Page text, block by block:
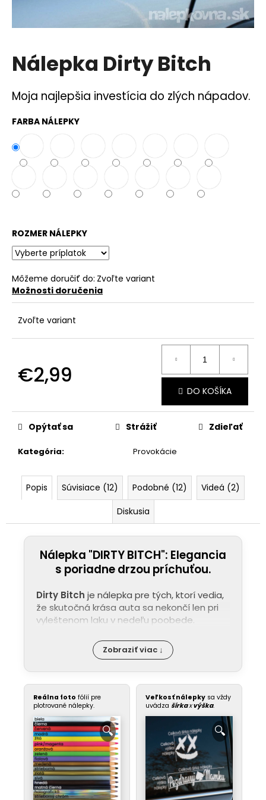
Nálepka Dirty Bitch
Moja najlepšia investícia do zlých nápadov.
FARBA NÁLEPKY
ROZMER NÁLEPKY
Môžeme doručiť do: Zvoľte variant
Možnosti doručenia
Zvoľte variant
€2,99
DO KOŠÍKA
Kategória: Provokácie
Opýtať sa Strážiť Zdieľať
Popis Súvisiace (12) Podobné (12)
Videá (2)
Diskusia
Nálepka "DIRTY BITCH": Elegancia
s poriadne drzou príchuťou.
Dirty Bitch je nálepka pre tých, ktorí vedia,
že skutočná krása auta sa nekončí len pri
vyleštenom laku v nedeľu poobede.
Zobraziť viac ↓
Reálna foto fólií pre
plotrované nálepky.
Veľkosť nálepky sa vždy
uvádza šírkaxvýška.
j
ť
?
HĽADAŤ
O
d
o
r
ú
a
m
e